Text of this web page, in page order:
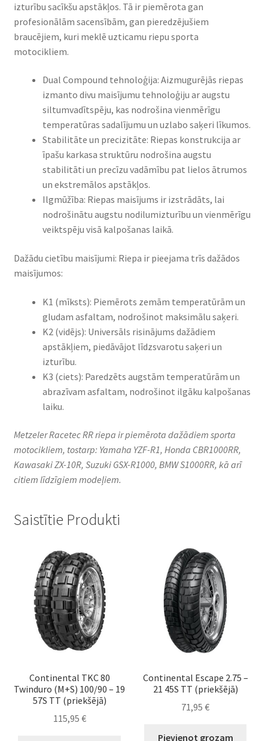
izturību sacīkšu apstākļos. Tā ir piemērota gan
profesionālām sacensībām, gan pieredzējušiem
braucējiem, kuri meklē uzticamu riepu sporta
motocikliem.
Dual Compound tehnoloģija: Aizmugurējās riepas
izmanto divu maisījumu tehnoloģiju ar augstu
siltumvadītspēju, kas nodrošina vienmērīgu
temperatūras sadalījumu un uzlabo saķeri līkumos.
Stabilitāte un precizitāte: Riepas konstrukcija ar
īpašu karkasa struktūru nodrošina augstu
stabilitāti un precīzu vadāmību pat lielos ātrumos
un ekstremālos apstākļos.
Ilgmūžība: Riepas maisījums ir izstrādāts, lai
nodrošinātu augstu nodilumizturību un vienmērīgu
veiktspēju visā kalpošanas laikā.
Dažādu cietību maisījumi: Riepa ir pieejama trīs dažādos
maisījumos:
K1 (mīksts): Piemērots zemām temperatūrām un
gludam asfaltam, nodrošinot maksimālu saķeri.
K2 (vidējs): Universāls risinājums dažādiem
apstākļiem, piedāvājot līdzsvarotu saķeri un
izturību.
K3 (ciets): Paredzēts augstām temperatūrām un
abrazīvam asfaltam, nodrošinot ilgāku kalpošanas
laiku.
Metzeler Racetec RR riepa ir piemērota dažādiem sporta
motocikliem, tostarp: Yamaha YZF-R1, Honda CBR1000RR,
Kawasaki ZX-10R, Suzuki GSX-R1000, BMW S1000RR, kā arī
citiem līdzīgiem modeļiem.
Saistītie Produkti
Continental TKC 80
Twinduro (M+S) 100/90 – 19
57S TT (priekšējā)
115,95 €
Continental Escape 2.75 –
21 45S TT (priekšējā)
71,95€
Pievienot grozam